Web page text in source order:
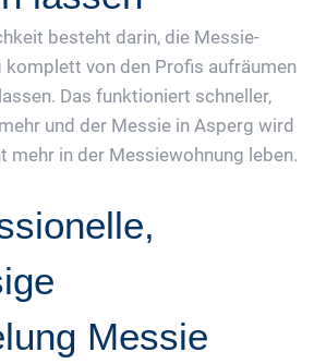
besteht darin, die Messie-
komplett von den Profis aufräumen
Das funktioniert schneller,
und der Messie in Asperg wird
mehr in der Messiewohnung leben.
Messie